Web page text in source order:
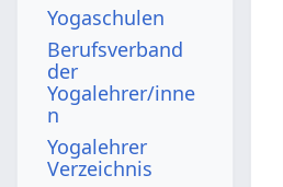
Yogaschulen
Berufsverband
der
Yogalehrer/inne
n
Yogalehrer
Verzeichnis